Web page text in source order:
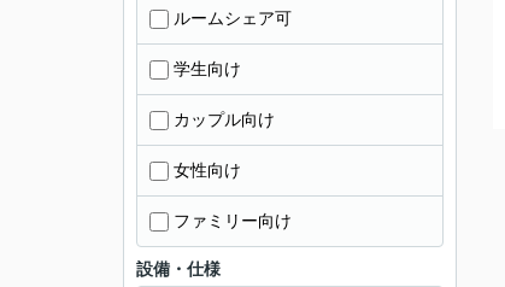
ルームシェア可
学生向け
カップル向け
女性向け
ファミリー向け
設備・仕様